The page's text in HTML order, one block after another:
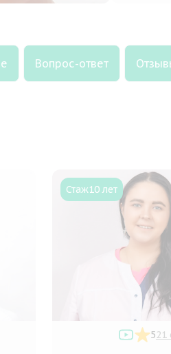
Вопрос-ответ
Стаж10 лет
521